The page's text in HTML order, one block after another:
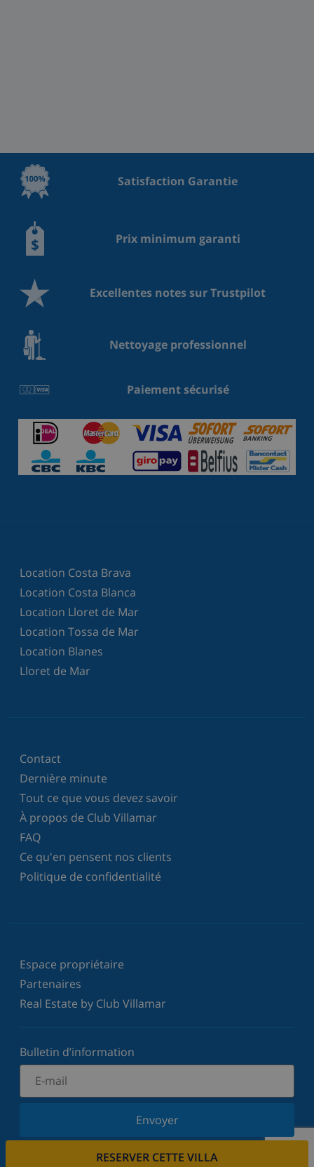
RESERVER CETTE VILLA
Satisfaction Garantie
Prix minimum garanti
Excellentes notes sur Trustpilot
Nettoyage professionnel
Paiement sécurisé
Location Costa Brava
Location Costa Blanca
Location Lloret de Mar
Location Tossa de Mar
Location Blanes
Lloret de Mar
Contact
Dernière minute
Tout ce que vous devez savoir
À propos de Club Villamar
FAQ
Ce qu'en pensent nos clients
Politique de confidentialité
Espace propriétaire
Partenaires
Real Estate by Club Villamar
Bulletin d’information
Envoyer
Inscrivez-vous à notre newsletter et restez informé